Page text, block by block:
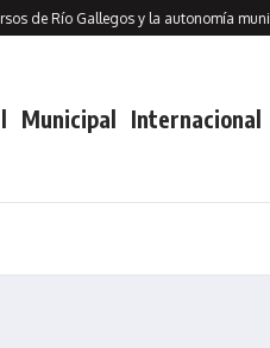
Gallegos y la autonomía municipal
Municipal Internacional